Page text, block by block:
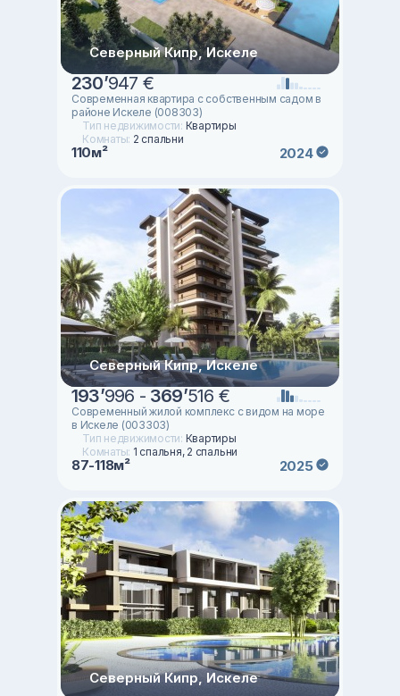
Северный Кипр, Искеле
230’947 €
Современная квартира с собственным садом в
районе Искеле (008303)
Тип недвижимости: Квартиры
Комнаты: 2 спальни
110м² 2024
Северный Кипр, Искеле
193’996 - 369’516 €
Современный жилой комплекс с видом на море
в Искеле (003303)
Тип недвижимости: Квартиры
Комнаты: 1 спальня, 2 спальни
87-118м² 2025
Северный Кипр, Искеле